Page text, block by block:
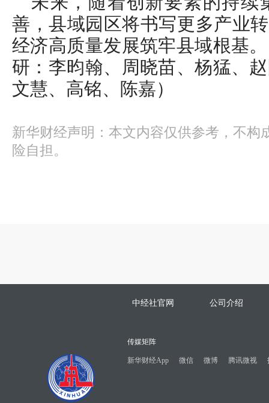
善，县域园区将书写更多产业
经济高质量发展筑牢县域根基
研：李昀翰、周晓苗、杨猛、
文慧、高铭、陈嘉）
新华财经声明：本文内容仅供参考，不构
险自担。
中经社官网 公司介绍
传媒矩阵
新华财经App 微信 微博 腾讯微视